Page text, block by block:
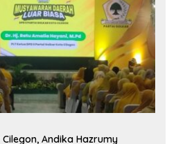
Andika Hazrumy